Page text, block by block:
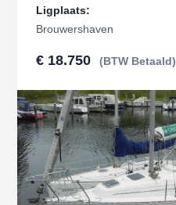
Ligplaats:
Brouwershaven
€ 18.750 (BTW Betaald)